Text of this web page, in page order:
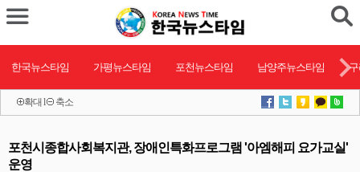
한국뉴스타임 가평뉴스타임 포천뉴스타임 남양주뉴스타임
확대 l 축소
포천시종합사회복지관, 장애인특화프로그램 '아엠해피 요가교실'
운영